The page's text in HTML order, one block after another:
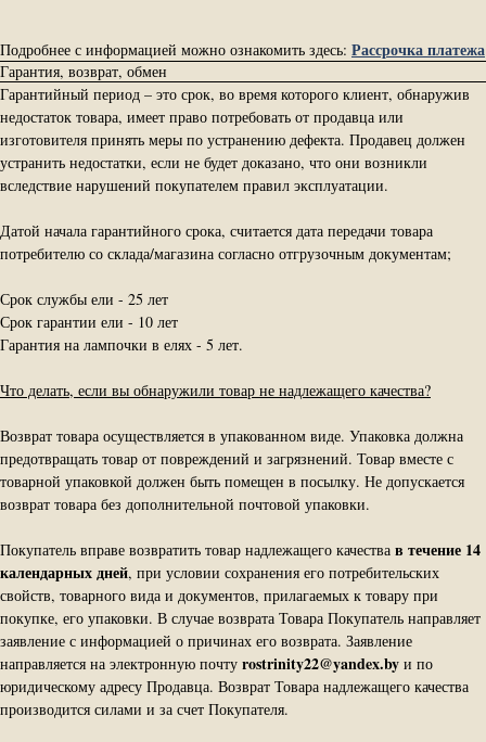
Подробнее с информацией можно ознакомить здесь: Рассрочка платежа
Гарантия, возврат, обмен
Гарантийный период – это срок, во время которого клиент, обнаружив
недостаток товара, имеет право потребовать от продавца или
изготовителя принять меры по устранению дефекта. Продавец должен
устранить недостатки, если не будет доказано, что они возникли
вследствие нарушений покупателем правил эксплуатации.
Датой начала гарантийного срока, считается дата передачи товара
потребителю со склада/магазина согласно отгрузочным документам;
Срок службы ели - 25 лет
Срок гарантии ели - 10 лет
Гарантия на лампочки в елях - 5 лет.
Что делать, если вы обнаружили товар не надлежащего качества?
Возврат товара осуществляется в упакованном виде. Упаковка должна
предотвращать товар от повреждений и загрязнений. Товар вместе с
товарной упаковкой должен быть помещен в посылку. Не допускается
возврат товара без дополнительной почтовой упаковки.
Покупатель вправе возвратить товар надлежащего качества в течение 14
календарных дней, при условии сохранения его потребительских
свойств, товарного вида и документов, прилагаемых к товару при
покупке, его упаковки. В случае возврата Товара Покупатель направляет
заявление с информацией о причинах его возврата. Заявление
направляется на электронную почту rostrinity22@yandex.by и по
юридическому адресу Продавца. Возврат Товара надлежащего качества
производится силами и за счет Покупателя.